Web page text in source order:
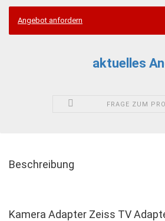
Angebot anfordern
aktuelles
FRAGE ZUM
Beschreibung
Kamera Adapter Zeiss TV